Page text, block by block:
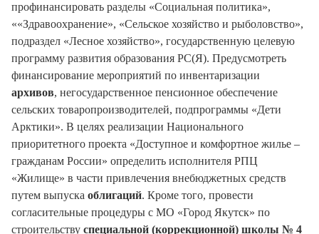
профинансировать разделы «Социальная политика»,
««Здравоохранение», «Сельское хозяйство и рыболовство»,
подраздел «Лесное хозяйство», государственную целевую
программу развития образования РС(Я). Предусмотреть
финансирование мероприятий по инвентаризации
архивов, негосударственное пенсионное обеспечение
сельских товаропроизводителей, подпрограммы «Дети
Арктики». В целях реализации Национального
приоритетного проекта «Доступное и комфортное жилье –
гражданам России» определить исполнителя РПЦ
«Жилище» в части привлечения внебюджетных средств
путем выпуска облигаций. Кроме того, провести
согласительные процедуры с МО «Город Якутск» по
строительству специальной (коррекционной) школы № 4